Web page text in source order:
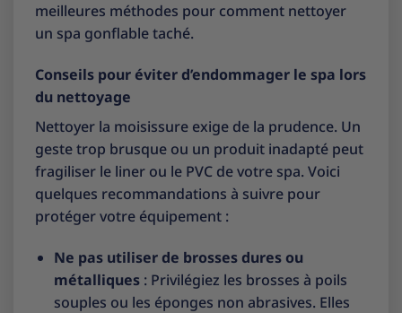
meilleures méthodes pour comment nettoyer
un spa gonflable taché.
Conseils pour éviter d’endommager le spa lors
du nettoyage
Nettoyer la moisissure exige de la prudence. Un
geste trop brusque ou un produit inadapté peut
fragiliser le liner ou le PVC de votre spa. Voici
quelques recommandations à suivre pour
protéger votre équipement :
Ne pas utiliser de brosses dures ou
métalliques: Privilégiez les brosses à poils
souples ou les éponges non abrasives. Elles